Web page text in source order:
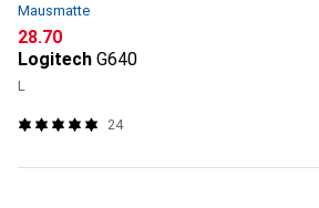
Mausmatte
CHF
28.70
Logitech G640
L
24